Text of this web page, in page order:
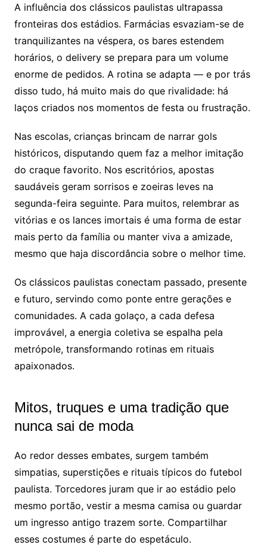
A influência dos clássicos paulistas ultrapassa
fronteiras dos estádios. Farmácias esvaziam-se de
tranquilizantes na véspera, os bares estendem
horários, o delivery se prepara para um volume
enorme de pedidos. A rotina se adapta — e por trás
disso tudo, há muito mais do que rivalidade: há
laços criados nos momentos de festa ou frustração.
Nas escolas, crianças brincam de narrar gols
históricos, disputando quem faz a melhor imitação
do craque favorito. Nos escritórios, apostas
saudáveis geram sorrisos e zoeiras leves na
segunda-feira seguinte. Para muitos, relembrar as
vitórias e os lances imortais é uma forma de estar
mais perto da família ou manter viva a amizade,
mesmo que haja discordância sobre o melhor time.
Os clássicos paulistas conectam passado, presente
e futuro, servindo como ponte entre gerações e
comunidades. A cada golaço, a cada defesa
improvável, a energia coletiva se espalha pela
metrópole, transformando rotinas em rituais
apaixonados.
Mitos, truques e uma tradição que
nunca sai de moda
Ao redor desses embates, surgem também
simpatias, superstições e rituais típicos do futebol
paulista. Torcedores juram que ir ao estádio pelo
mesmo portão, vestir a mesma camisa ou guardar
um ingresso antigo trazem sorte. Compartilhar
esses costumes é parte do espetáculo.